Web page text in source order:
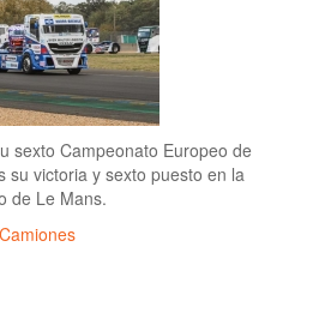
sexto Campeonato Europeo de
su victoria y sexto puesto en la
de Le Mans.